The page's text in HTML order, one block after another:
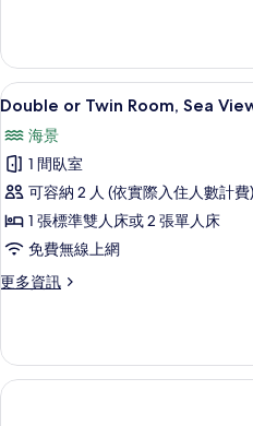
相
片
–
Annex
building
詳
情
顯
Double
or
Twin
Room,
Sea
View,
所
有
5
Double or Twin Room, Sea
海景
1 間臥室
可容納 2 人 (依實際入住人數計費)
1 張標準雙人床或 2 張單人床
免費無線上網
更多資訊
更
Twin
Room,
Sea